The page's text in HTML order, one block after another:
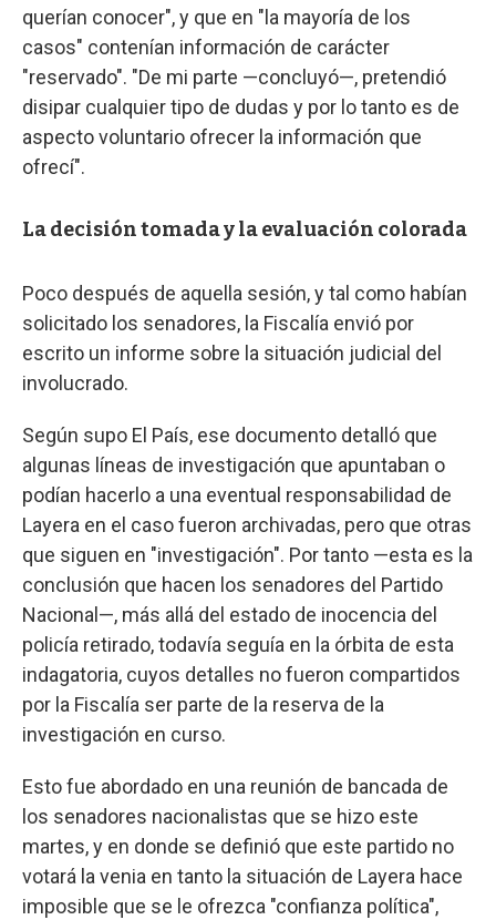
querían conocer", y que en "la mayoría de los
casos" contenían información de carácter
"reservado". "De mi parte —concluyó—, pretendió
disipar cualquier tipo de dudas y por lo tanto es de
aspecto voluntario ofrecer la información que
ofrecí".
La decisión tomada y la evaluación colorada
Poco después de aquella sesión, y tal como habían
solicitado los senadores, la Fiscalía envió por
escrito un informe sobre la situación judicial del
involucrado.
Según supo El País, ese documento detalló que
algunas líneas de investigación que apuntaban o
podían hacerlo a una eventual responsabilidad de
Layera en el caso fueron archivadas, pero que otras
que siguen en "investigación". Por tanto —esta es la
conclusión que hacen los senadores del Partido
Nacional—, más allá del estado de inocencia del
policía retirado, todavía seguía en la órbita de esta
indagatoria, cuyos detalles no fueron compartidos
por la Fiscalía ser parte de la reserva de la
investigación en curso.
Esto fue abordado en una reunión de bancada de
los senadores nacionalistas que se hizo este
martes, y en donde se definió que este partido no
votará la venia en tanto la situación de Layera hace
imposible que se le ofrezca "confianza política",